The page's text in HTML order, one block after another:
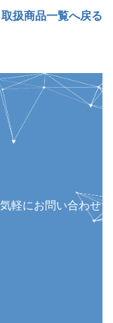
取扱商品一覧へ戻る
軽にお問い合わせ